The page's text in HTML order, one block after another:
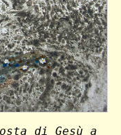
di Gesù a